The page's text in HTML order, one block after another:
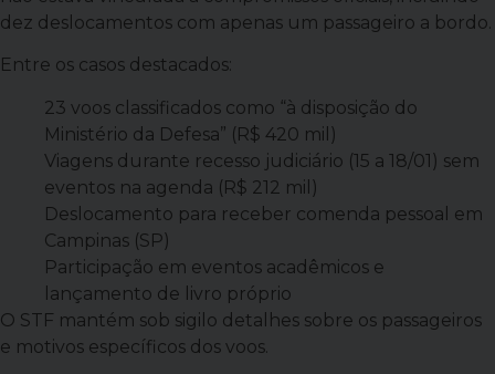
dez deslocamentos com apenas um passageiro a bordo.
Entre os casos destacados:
23 voos classificados como “à disposição do
Ministério da Defesa” (R$ 420 mil)
Viagens durante recesso judiciário (15 a 18/01) sem
eventos na agenda (R$ 212 mil)
Deslocamento para receber comenda pessoal em
Campinas (SP)
Participação em eventos acadêmicos e
lançamento de livro próprio
O STF mantém sob sigilo detalhes sobre os passageiros
e motivos específicos dos voos.